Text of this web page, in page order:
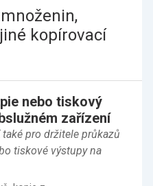
kopírovací
nebo tiskový
zařízení
pro držitele průkazů
tiskové výstupy na